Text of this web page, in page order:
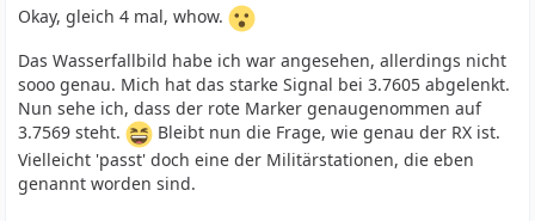
Okay, gleich 4 mal, whow.
Das Wasserfallbild habe ich war angesehen, allerdings nicht
sooo genau. Mich hat das starke Signal bei 3.7605 abgelenkt.
Nun sehe ich, dass der rote Marker genaugenommen auf
3.7569 steht.
Bleibt nun die Frage, wie genau der RX ist.
Vielleicht 'passt' doch eine der Militärstationen, die eben
genannt worden sind.